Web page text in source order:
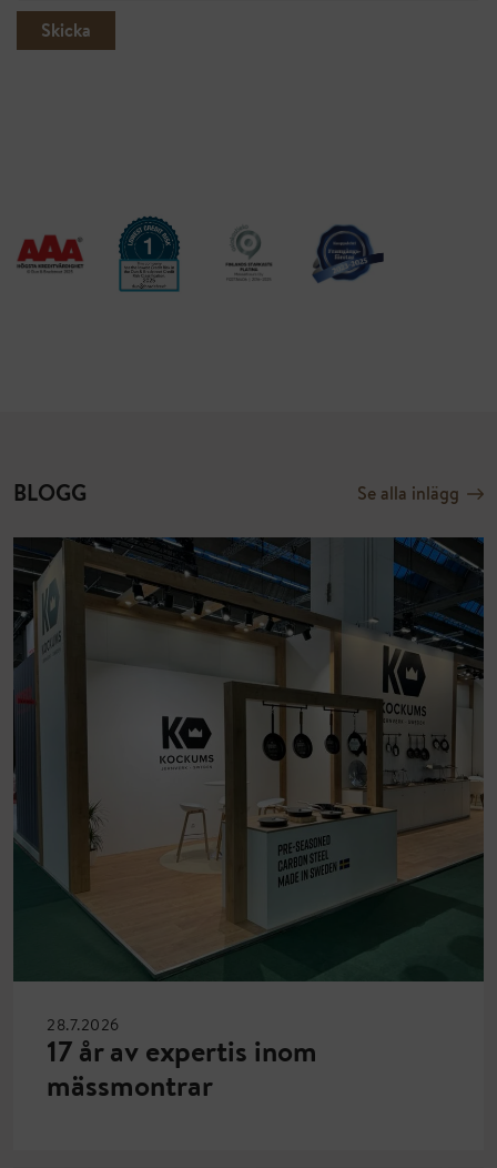
BLOGG Se alla inlägg
28.7.2026
17 år av expertis inom
mässmontrar